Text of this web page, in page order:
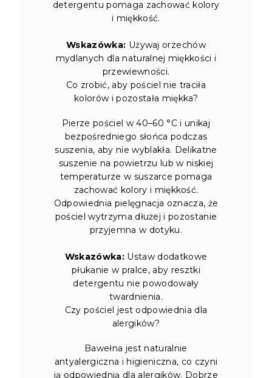
detergentu pomaga zachować kolory
i miękkość.
Wskazówka: Używaj orzechów
mydlanych dla naturalnej miękkości i
przewiewności.
Co zrobić, aby pościel nie traciła
kolorów i pozostała miękka?
Pierze pościel w 40–60 °C i unikaj
bezpośredniego słońca podczas
suszenia, aby nie wyblakła. Delikatne
suszenie na powietrzu lub w niskiej
temperaturze w suszarce pomaga
zachować kolory i miękkość.
Odpowiednia pielęgnacja oznacza, że
pościel wytrzyma dłużej i pozostanie
przyjemna w dotyku.
Wskazówka: Ustaw dodatkowe
płukanie w pralce, aby resztki
detergentu nie powodowały
twardnienia.
Czy pościel jest odpowiednia dla
alergików?
Bawełna jest naturalnie
antyalergiczna i higieniczna, co czyni
ją odpowiednią dla alergików. Dobrze